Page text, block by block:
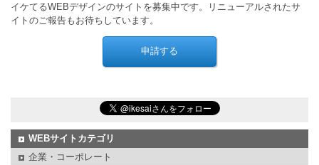
イケてるWEBデザインのサイトを募集中です。リニューアルされたサ
イトのご報告もお待ちしています。
WEBサイトカテゴリ
企業・コーポレート